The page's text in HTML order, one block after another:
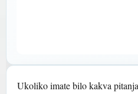
Ukoliko imate bilo kakva